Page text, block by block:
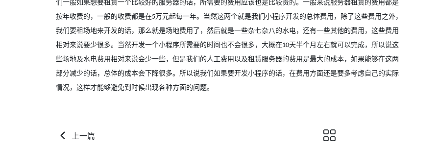
们一般如果想要租赁一个比较好的服务器的话，所需要的费用应该也是比较贵的。一般来说服务器租赁的费用都是
按年收费的，一般的收费都是在5万元起每一年。当然这两个就是我们小程序开发的总体费用，除了这些费用之外，
我们要租场地来开发的话，那么就是场地费用了，然后就是一些杂七杂八的水电，还有一些其他的费用，这些费用
相对来说要少很多。当然开发一个小程序所需要的时间也不会很多，大概在10天半个月左右就可以完成，所以说这
些场地及水电费用相对来说会少一些，但是我们的人工费用以及租赁服务器的费用是最大的成本，如果能够在这两
部分减少的话，总体的成本会下降很多。所以说我们如果要开发小程序的话，在费用方面还是要多考虑自己的实际
情况，这样才能够避免到时候出现各种方面的问题。
上一篇